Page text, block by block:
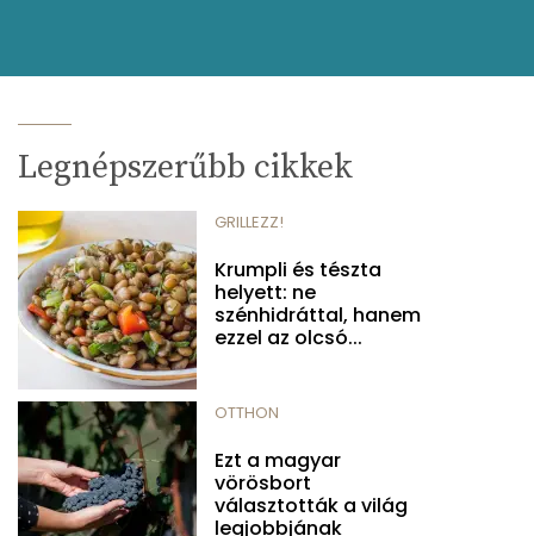
Legnépszerűbb cikkek
GRILLEZZ!
Krumpli és tészta
helyett: ne
szénhidráttal, hanem
ezzel az olcsó...
OTTHON
Ezt a magyar
vörösbort
választották a világ
legjobbjának